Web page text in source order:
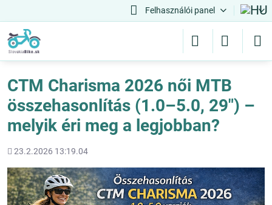
Felhasználói panel
CTM Charisma 2026 női MTB
összehasonlítás (1.0–5.0, 29") –
melyik éri meg a legjobban?
Hozááadott
23.2.2026 13:19.04